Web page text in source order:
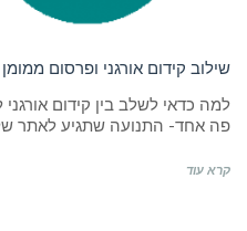
שילוב קידום אורגני ופרסום ממומן
למה כדאי לשלב בין קידום
פה אחד- התנועה שתגיע לאתר
קרא עוד